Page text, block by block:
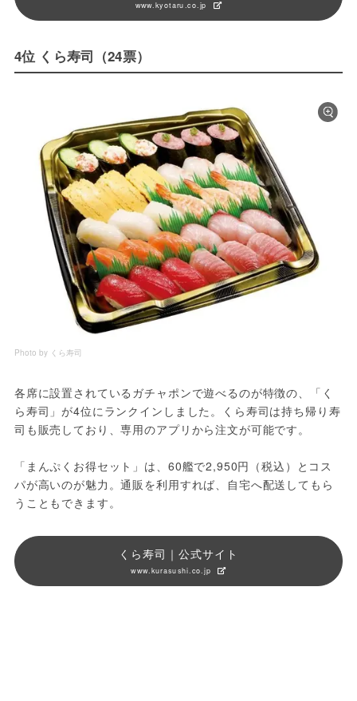
www.kyotaru.co.jp
4位 くら寿司（24票）
Photo by くら寿司
各席に設置されているガチャポンで遊べるのが特徴の、「く
ら寿司」が4位にランクインしました。くら寿司は持ち帰り寿
司も販売しており、専用のアプリから注文が可能です。
「まんぷくお得セット」は、60艦で2,950円（税込）とコス
パが高いのが魅力。通販を利用すれば、自宅へ配送してもら
うこともできます。
くら寿司｜公式サイト
www.kurasushi.co.jp